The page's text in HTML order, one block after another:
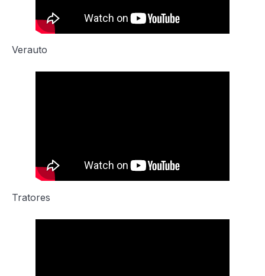
Verauto
Tratores